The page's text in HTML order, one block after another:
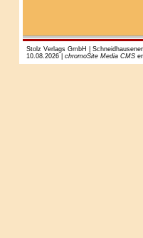
Stolz Verlags GmbH |
10.08.2026 | chromoSite Media CMS